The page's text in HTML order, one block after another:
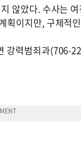
않았다. 수사는
획이지만, 구체적
강력범죄과(706-